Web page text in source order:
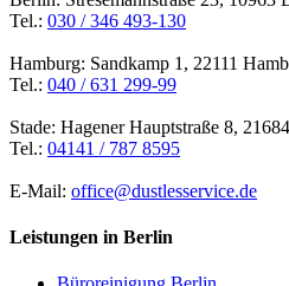
Tel.: 030 / 346 493-130
Hamburg: Sandkamp 1, 22111
Tel.: 040 / 631 299-99
Stade: Hagener Hauptstraße 8,
Tel.: 04141 / 787 8595
E-Mail: office@dustlesservice.de
Leistungen in Berlin